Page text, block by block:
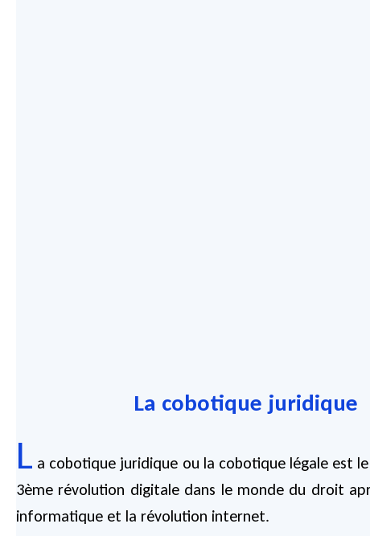
La cobotique juridique
L a cobotique juridique ou la cobotique légale est
3ème révolution digitale dans le monde du droit
informatique et la révolution internet.